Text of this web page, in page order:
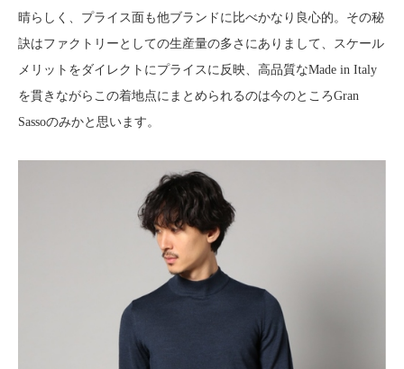
晴らしく、プライス面も他ブランドに比べかなり良心的。その秘
訣はファクトリーとしての生産量の多さにありまして、スケール
メリットをダイレクトにプライスに反映、高品質なMade in Italy
を貫きながらこの着地点にまとめられるのは今のところGran
Sassoのみかと思います。